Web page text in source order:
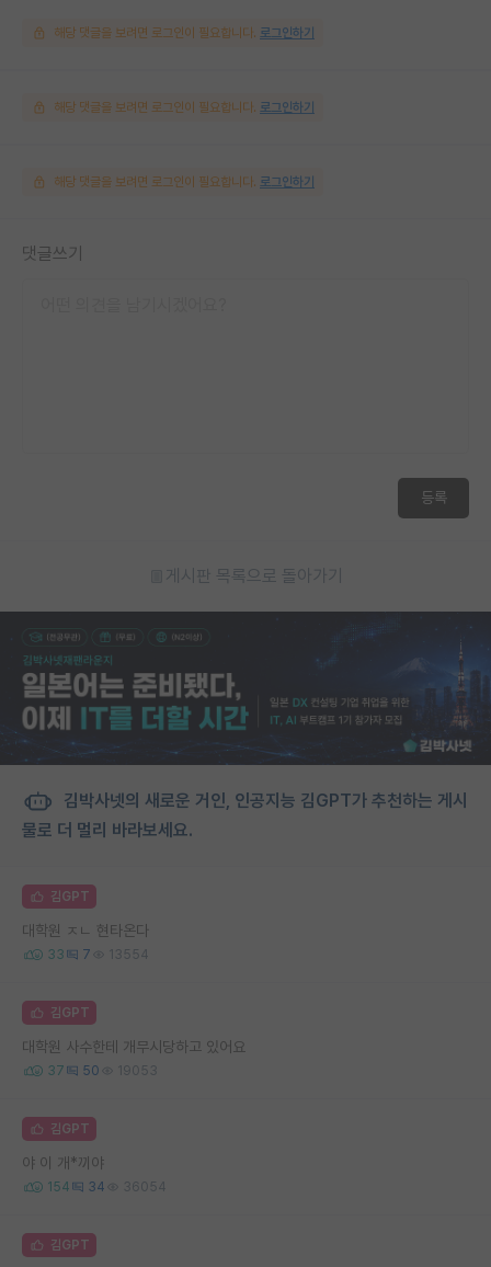
해당 댓글을 보려면 로그인이 필요합니다. 로그인하기
해당 댓글을 보려면 로그인이 필요합니다. 로그인하기
해당 댓글을 보려면 로그인이 필요합니다. 로그인하기
댓글쓰기
등록
게시판 목록으로 돌아가기
김박사넷의 새로운 거인, 인공지능 김GPT가 추천하는 게시
물로 더 멀리 바라보세요.
김GPT
대학원 ㅈㄴ 현타온다
33 7 13554
김GPT
대학원 사수한테 개무시당하고 있어요
37 50 19053
김GPT
야 이 개*끼야
154 34 36054
김GPT